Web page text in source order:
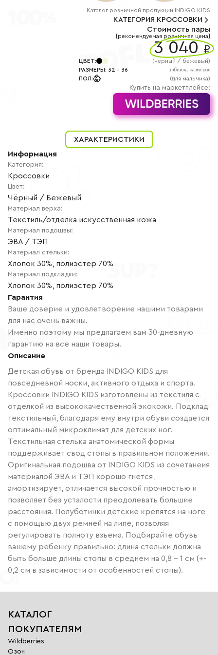
АВТОРИЗАЦИЯ
РЕГИСТРАЦИЯ
Каталог розничной продукции INDIGO KIDS
КАТЕГОРИЯ КРОССОВКИ
Стоимость пары
[рекомендуемая розничная цена]
3 040 ₽
ЦВЕТ: (чёрный / бежевый)
РАЗМЕРЫ: 32 - 36 таблица размеров
ПОЛ: (для мальчика)
Купить на маркетплейсе:
ХАРАКТЕРИСТИКИ
Информация
Категория:
Кроссовки
Цвет:
Чёрный / Бежевый
Материал верха:
Текстиль/отделка искусственная кожа
Материал подошвы:
ЭВА / ТЭП
Материал стельки:
Хлопок 30%, полиэстер 70%
Материал подкладки:
Хлопок 30%, полиэстер 70%
Гарантия
Ваше доверие и удовлетворение нашими товарами
для нас очень важны.
Именно поэтому мы предлагаем вам 30-дневную
гарантию на все наши товары.
Описание
Детская обувь от бренда INDIGO KIDS для
повседневной носки, активного отдыха и спорта.
Кроссовки INDIGO KIDS изготовлены из текстиля с
отделкой из высококачественной экокожи. Подклад
текстильный, благодаря ему внутри обуви создается
оптимальный микроклимат для детских ног.
Текстильная стелька анатомической формы
поддерживает свод стопы в правильном положении.
Оригинальная подошва от INDIGO KIDS из сочетанеия
материалой ЭВА и ТЭП хорошо гнется,
амортизирует, отличается высокой прочностью и
позволяет без усталости преодолевать большие
расстояния. Полуботинки детские крепятся на ноге
с помощью двух ремней на липе, позволяя
регулировать полноту взъема. Подбирайте обувь
вашему ребенку правильно: длина стельки должна
быть больше длины стопы в среднем на 0,8 - 1 см (+-
0,2 см в зависимости от особенностей стопы).
КАТАЛОГ
ПОКУПАТЕЛЯМ
Wildberries
Озон